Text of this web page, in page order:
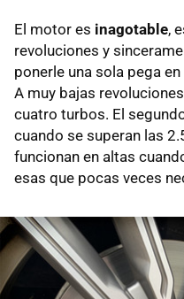
El motor es inagotable,
revoluciones y
ponerle una sola pega
A muy bajas
cuatro turbos. El
cuando se superan las
funcionan en altas
esas que pocas veces